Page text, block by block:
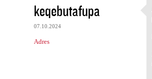
keqebutafupa
07.10.2024
Adres